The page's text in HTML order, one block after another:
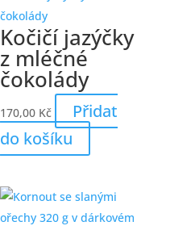
Kočičí jazýčky
z mléčné
čokolády
170,00 Kč
Přidat
do košíku